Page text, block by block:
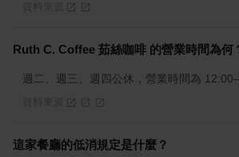
Ruth C. Coffee 茹絲咖啡 的營業時間為何
週二、週三、週四公休，營業時間為
這家餐廳的低消規定是什麼？